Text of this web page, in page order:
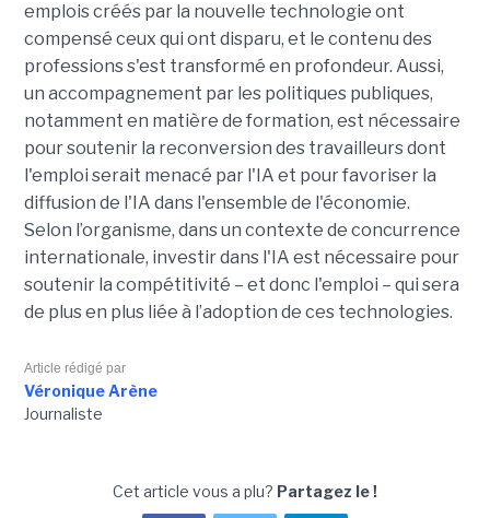
emplois créés par la nouvelle technologie ont
compensé ceux qui ont disparu, et le contenu des
professions s'est transformé en profondeur. Aussi,
un accompagnement par les politiques publiques,
notamment en matière de formation, est nécessaire
pour soutenir la reconversion des travailleurs dont
l'emploi serait menacé par l'IA et pour favoriser la
diffusion de l'IA dans l'ensemble de l'économie.
Selon l’organisme, dans un contexte de concurrence
internationale, investir dans l'IA est nécessaire pour
soutenir la compétitivité – et donc l'emploi – qui sera
de plus en plus liée à l’adoption de ces technologies.
Article rédigé par
Véronique Arène
Journaliste
Cet article vous a plu? Partagez le !